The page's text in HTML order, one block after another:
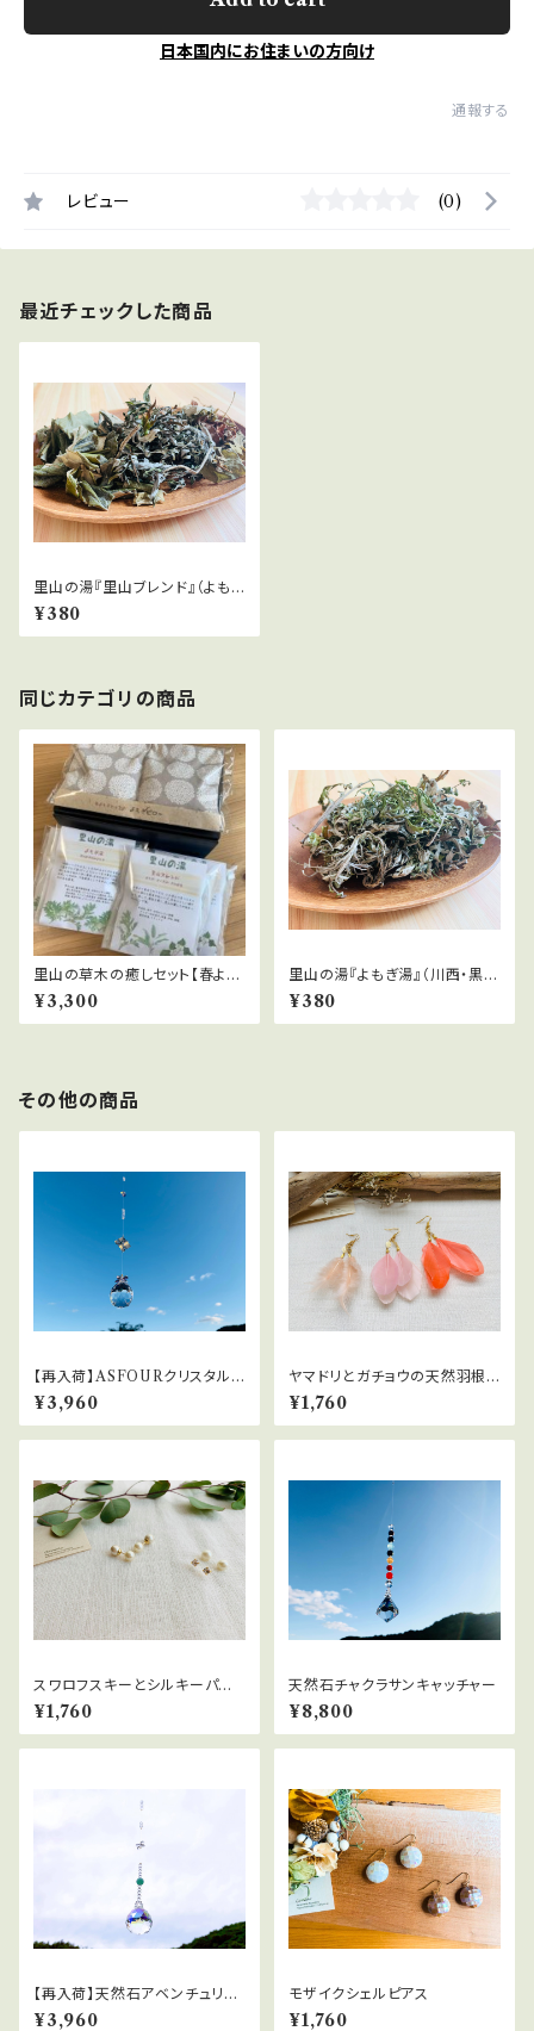
日本国内にお住まいの方向け
通報する
レビュー (0)
最近チェックした商品
里山の湯『里山ブレンド』（よも
ぎ・どくだみ・びわの葉）
¥380
同じカテゴリの商品
里山の草木の癒しセット【春よも
ぎと小豆のピロー/里山の湯4
P】
¥3,300
里山の湯『よもぎ湯』（川西・黒川
産手摘みよもぎ）
¥380
その他の商品
【再入荷】ASFOURクリスタルサ
ンキャッチャー
¥3,960
ヤマドリとガチョウの天然羽根ピ
アス
¥1,760
スワロフスキーとシルキーパー
ルのパールキャッチ2wayピアス
¥1,760
天然石チャクラサンキャッチャー
¥8,800
【再入荷】天然石アベンチュリン
ASFOURクリスタルサンキャッ
¥3,960
モザイクシェルピアス
¥1,760